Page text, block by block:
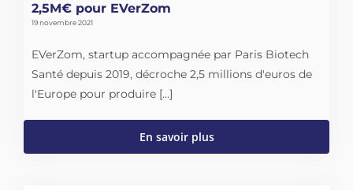
2,5M€ pour EVerZom
19 novembre 2021
EVerZom, startup accompagnée par Paris Biotech
Santé depuis 2019, décroche 2,5 millions d'euros de
l'Europe pour produire [...]
En savoir plus